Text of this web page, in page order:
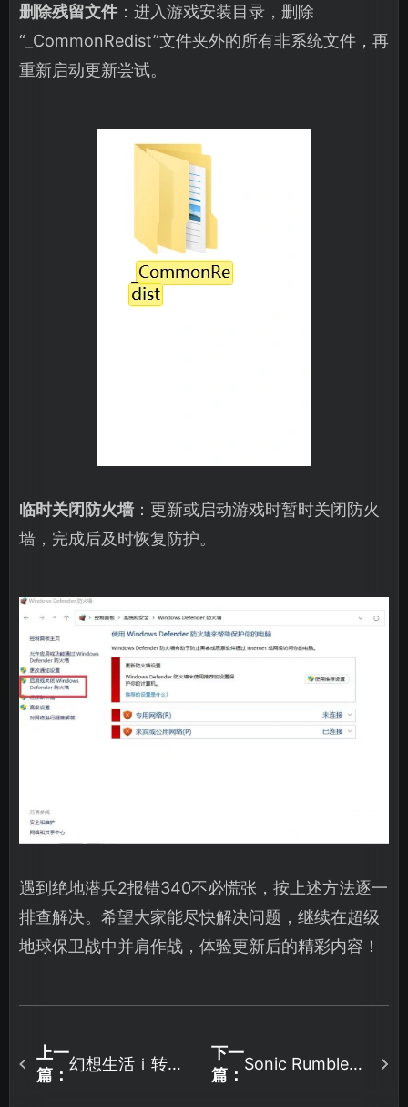
删除残留文件 ：进入游戏安装目录，删除
“_CommonRedist”文件夹外的所有非系统文件，再
重新启动更新尝试。
临时关闭防火墙：更新或启动游戏时暂时关闭防火
墙，完成后及时恢复防护。
遇到绝地潜兵2报错340不必慌张，按上述方法逐一
排查解决。希望大家能尽快解决问题，继续在超级
地球保卫战中并肩作战，体验更新后的精彩内容！
上一
篇：
幻想生活ｉ转圈
下一
篇：
Sonic Rumble索